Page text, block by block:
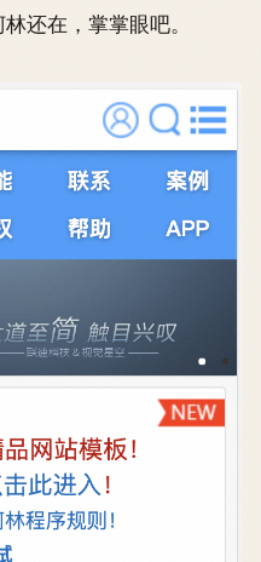
还在，掌掌眼吧。